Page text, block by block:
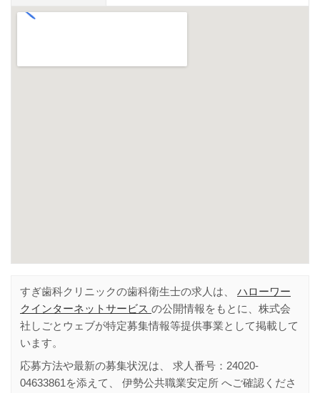
すぎ歯科クリニックの歯科衛生士の求人は、 ハローワー
クインターネットサービス の公開情報をもとに、株式会
社しごとウェブが特定募集情報等提供事業として掲載して
います。
応募方法や最新の募集状況は、 求人番号： 24020-
04633861 を添えて、 伊勢公共職業安定所 へご確認くださ